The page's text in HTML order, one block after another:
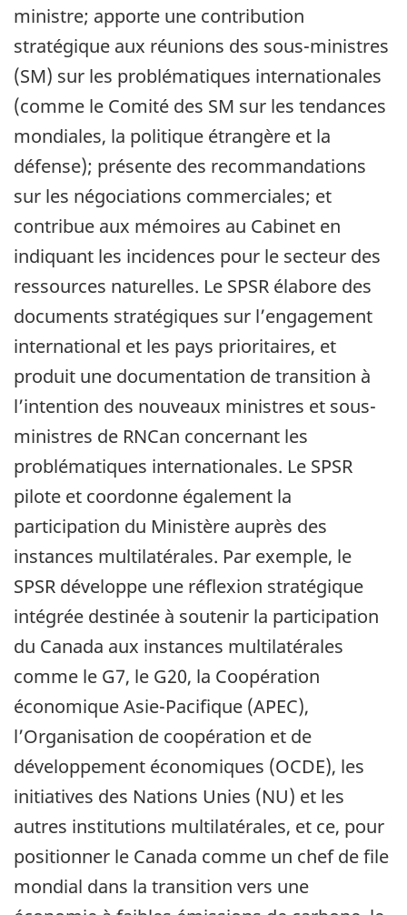
ministre; apporte une contribution
stratégique aux réunions des sous-ministres
(SM) sur les problématiques internationales
(comme le Comité des SM sur les tendances
mondiales, la politique étrangère et la
défense); présente des recommandations
sur les négociations commerciales; et
contribue aux mémoires au Cabinet en
indiquant les incidences pour le secteur des
ressources naturelles. Le SPSR élabore des
documents stratégiques sur l’engagement
international et les pays prioritaires, et
produit une documentation de transition à
l’intention des nouveaux ministres et sous-
ministres de RNCan concernant les
problématiques internationales. Le SPSR
pilote et coordonne également la
participation du Ministère auprès des
instances multilatérales. Par exemple, le
SPSR développe une réflexion stratégique
intégrée destinée à soutenir la participation
du Canada aux instances multilatérales
comme le G7, le G20, la Coopération
économique Asie-Pacifique (APEC),
l’Organisation de coopération et de
développement économiques (OCDE), les
initiatives des Nations Unies (NU) et les
autres institutions multilatérales, et ce, pour
positionner le Canada comme un chef de file
mondial dans la transition vers une